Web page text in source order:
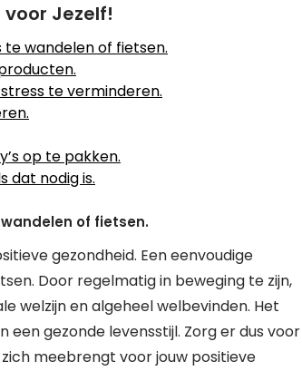
voor Jezelf!
wandelen of fietsen.
te verminderen.
op te pakken.
dat nodig is.
of fietsen.
gezondheid. Een eenvoudige
Door regelmatig in beweging te zijn,
welzijn en algeheel welbevinden. Het
gezonde levensstijl. Zorg er dus voor
meebrengt voor jouw positieve